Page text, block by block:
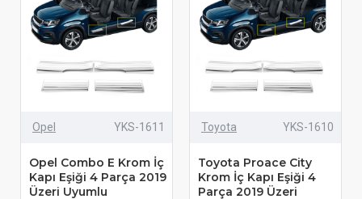
Opel YKS-1611
Opel Combo E Krom İç
Kapı Eşiği 4 Parça 2019
Üzeri Uyumlu
Toyota YKS-1610
Toyota Proace City
Krom İç Kapı Eşiği 4
Parça 2019 Üzeri